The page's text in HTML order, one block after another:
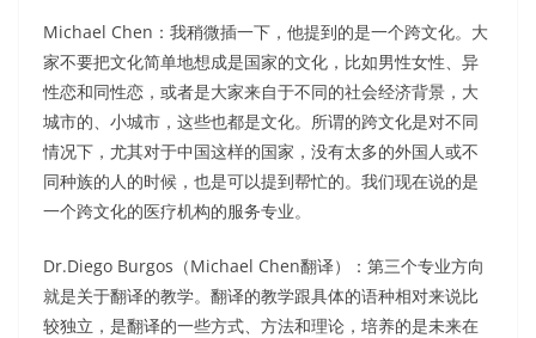
Michael Chen：我稍微插一下，他提到的是一个跨文化。大
家不要把文化简单地想成是国家的文化，比如男性女性、异
性恋和同性恋，或者是大家来自于不同的社会经济背景，大
城市的、小城市，这些也都是文化。所谓的跨文化是对不同
情况下，尤其对于中国这样的国家，没有太多的外国人或不
同种族的人的时候，也是可以提到帮忙的。我们现在说的是
一个跨文化的医疗机构的服务专业。
Dr.Diego Burgos（Michael Chen翻译）：第三个专业方向
就是关于翻译的教学。翻译的教学跟具体的语种相对来说比
较独立，是翻译的一些方式、方法和理论，培养的是未来在